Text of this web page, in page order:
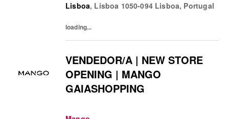
Lisboa, Lisboa 1050-094 Lisboa, Portugal
loading...
VENDEDOR/A | NEW STORE
OPENING | MANGO
GAIASHOPPING